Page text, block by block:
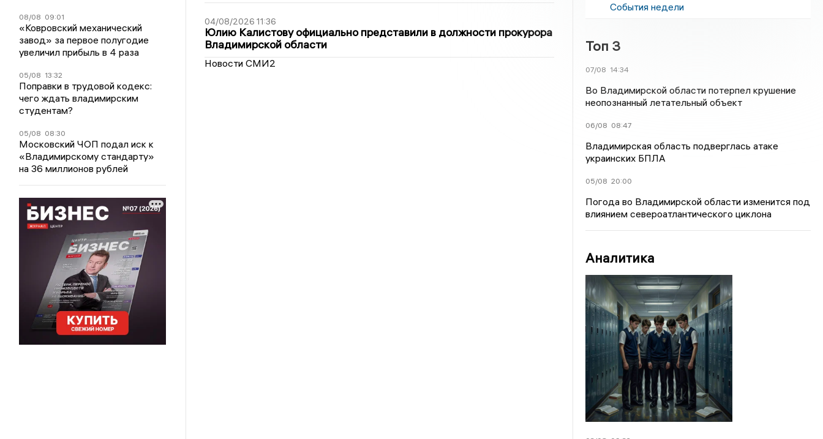
08/08 09:01
«Ковровский механический
завод» за первое полугодие
увеличил прибыль в 4 раза
05/08 13:32
Поправки в трудовой кодекс:
чего ждать владимирским
студентам?
05/08 08:30
Московский ЧОП подал иск к
«Владимирскому стандарту»
на 36 миллионов рублей
04/08/2026 11:36
Юлию Калистову официально представили в должности прокурора
Владимирской области
Новости СМИ2
События недели
Топ 3
07/08 14:34
Во Владимирской области потерпел крушение
неопознанный летательный объект
06/08 08:47
Владимирская область подверглась атаке
украинских БПЛА
05/08 20:00
Погода во Владимирской области изменится под
влиянием североатлантического циклона
Аналитика